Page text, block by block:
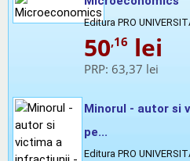
Editura PRO
50,16 lei
PRP: 63,37 lei
Minorul - autor si
pe...
Editura PRO